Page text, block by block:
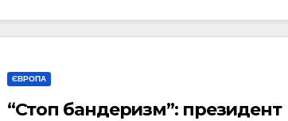
ЄВРОПА
“Стоп бандеризм”: президент